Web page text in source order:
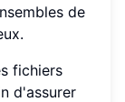
de
fichiers
d'assurer